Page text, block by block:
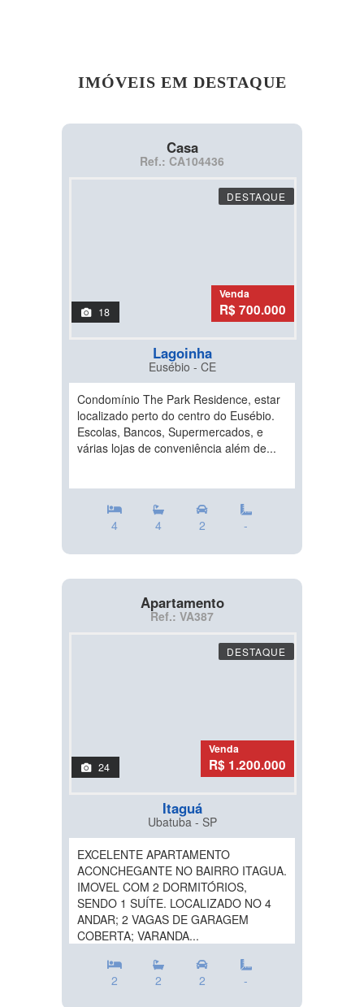
IMÓVEIS EM DESTAQUE
Casa
Ref.: CA104436
DESTAQUE
18
Venda
R$ 700.000
Lagoinha
Eusébio - CE
Condomínio The Park Residence, estar
localizado perto do centro do Eusébio.
Escolas, Bancos, Supermercados, e
várias lojas de conveniência além de...
4 4 2 -
Apartamento
Ref.: VA387
DESTAQUE
24
Venda
R$ 1.200.000
Itaguá
Ubatuba - SP
EXCELENTE APARTAMENTO
ACONCHEGANTE NO BAIRRO ITAGUA.
IMOVEL COM 2 DORMITÓRIOS,
SENDO 1 SUÍTE. LOCALIZADO NO 4
ANDAR; 2 VAGAS DE GARAGEM
COBERTA; VARANDA...
2 2 2 -